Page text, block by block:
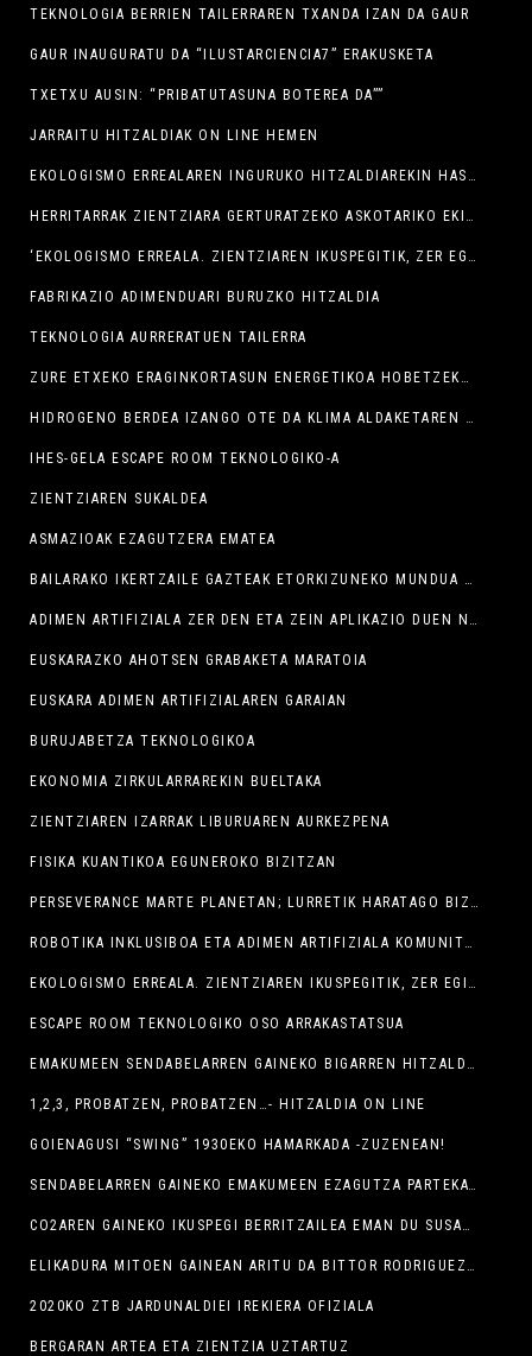
TEKNOLOGIA BERRIEN TAILERRAREN TXANDA IZAN DA GAUR
GAUR INAUGURATU DA “ILUSTARCIENCIA7” ERAKUSKETA
TXETXU AUSIN: “PRIBATUTASUNA BOTEREA DA””
JARRAITU HITZALDIAK ON LINE HEMEN
EKOLOGISMO ERREALAREN INGURUKO HITZALDIAREKIN HASI DIRA AURTENGO ZTB JARDUNALDIAK
HERRITARRAK ZIENTZIARA GERTURATZEKO ASKOTARIKO EKIMENAK EGINGO DIRA ZTB JARDUNALDIETAN
‘EKOLOGISMO ERREALA. ZIENTZIAREN IKUSPEGITIK, ZER EGIN DEZAKEZU PLANETA BABESTEKO’ HITZALDIA
FABRIKAZIO ADIMENDUARI BURUZKO HITZALDIA
TEKNOLOGIA AURRERATUEN TAILERRA
ZURE ETXEKO ERAGINKORTASUN ENERGETIKOA HOBETZEKO TAILERRA
HIDROGENO BERDEA IZANGO OTE DA KLIMA ALDAKETAREN KONPONBIDEA?
IHES-GELA ESCAPE ROOM TEKNOLOGIKO-A
ZIENTZIAREN SUKALDEA
ASMAZIOAK EZAGUTZERA EMATEA
BAILARAKO IKERTZAILE GAZTEAK ETORKIZUNEKO MUNDUA MOLDATZEN
ADIMEN ARTIFIZIALA ZER DEN ETA ZEIN APLIKAZIO DUEN NEGOZIO-ESTRATEGIAN
EUSKARAZKO AHOTSEN GRABAKETA MARATOIA
EUSKARA ADIMEN ARTIFIZIALAREN GARAIAN
BURUJABETZA TEKNOLOGIKOA
EKONOMIA ZIRKULARRAREKIN BUELTAKA
ZIENTZIAREN IZARRAK LIBURUAREN AURKEZPENA
FISIKA KUANTIKOA EGUNEROKO BIZITZAN
PERSEVERANCE MARTE PLANETAN; LURRETIK HARATAGO BIZITZAREN BILA
ROBOTIKA INKLUSIBOA ETA ADIMEN ARTIFIZIALA KOMUNITATE OSOAREN ONERAKO: ERRONKA ETIKOA
EKOLOGISMO ERREALA. ZIENTZIAREN IKUSPEGITIK, ZER EGIN DEZAKEZU PLANETA BABESTEKO.
ESCAPE ROOM TEKNOLOGIKO OSO ARRAKASTATSUA
EMAKUMEEN SENDABELARREN GAINEKO BIGARREN HITZALDIAK ERE HARRERA OSO ONA
1,2,3, PROBATZEN, PROBATZEN…- HITZALDIA ON LINE
GOIENAGUSI “SWING” 1930EKO HAMARKADA -ZUZENEAN!
SENDABELARREN GAINEKO EMAKUMEEN EZAGUTZA PARTEKATZEKO LEHEN SAIOA EGIN DU GAUR KRIS LIZARRAGAK
CO2AREN GAINEKO IKUSPEGI BERRITZAILEA EMAN DU SUSANA PEREZ GIL ADITUAK
ELIKADURA MITOEN GAINEAN ARITU DA BITTOR RODRIGUEZ ADITUA
2020KO ZTB JARDUNALDIEI IREKIERA OFIZIALA
BERGARAN ARTEA ETA ZIENTZIA UZTARTUZ